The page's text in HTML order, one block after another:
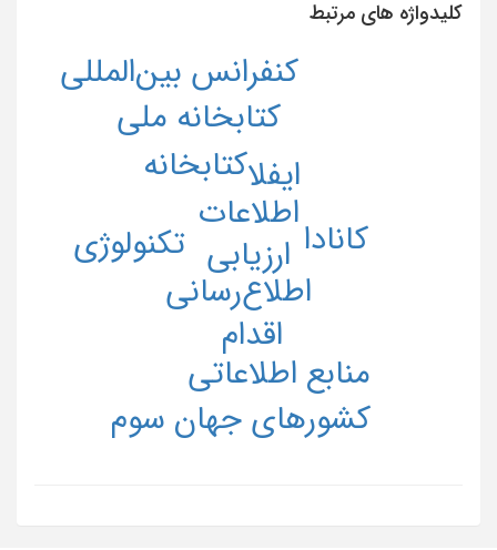
کلیدواژه های مرتبط
ارزیابی
اطلاع‌رسانی
اطلاعات
اقدام
ایفلا
تکنولوژی
منابع اطلاعاتی
کانادا
کتابخانه
کتابخانه ملی
کشورهای جهان سوم
کنفرانس بین‌المللی